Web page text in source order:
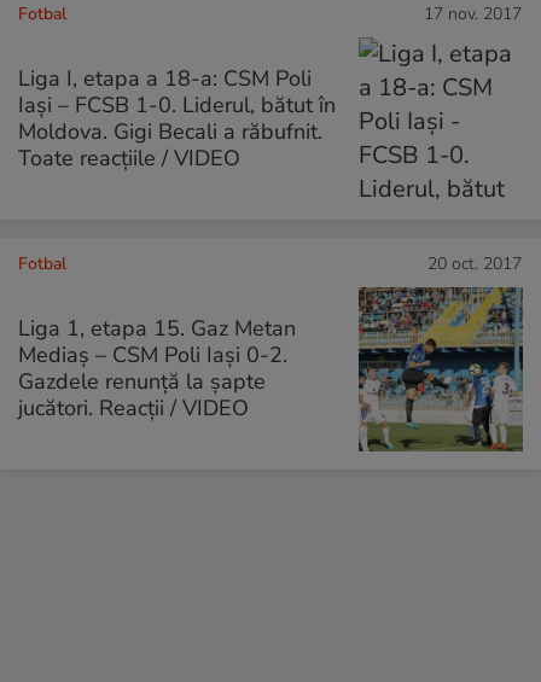
Fotbal 17 nov. 2017
Liga I, etapa a 18-a: CSM Poli
Iași – FCSB 1-0. Liderul, bătut în
Moldova. Gigi Becali a răbufnit.
Toate reacțiile / VIDEO
Fotbal 20 oct. 2017
Liga 1, etapa 15. Gaz Metan
Mediaș – CSM Poli Iași 0-2.
Gazdele renunță la șapte
jucători. Reacții / VIDEO